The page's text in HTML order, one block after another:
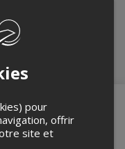
n'êtes pas un
pour
offrir
site et